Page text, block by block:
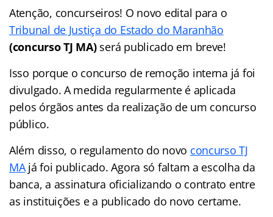
Atenção, concurseiros! O novo edital para o
Tribunal de Justiça do Estado do Maranhão
(concurso TJ MA)será publicado em breve!
Isso porque o concurso de remoção interna já foi
divulgado. A medida regularmente é aplicada
pelos órgãos antes da realização de um concurso
público.
Além disso, o regulamento do novo concurso TJ
MAjá foi publicado. Agora só faltam a escolha da
banca, a assinatura oficializando o contrato entre
as instituições e a publicado do novo certame.